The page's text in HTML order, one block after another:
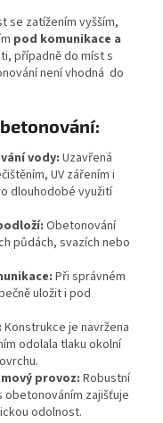
se zatížením vyšším,
pod komunikace a
případně do míst s
není vhodná do
vody: Uzavřená
UV zářením i
dlouhodobé využití
Obetonování
půdách, svazích nebo
Při správném
uložit i pod
Konstrukce je navržena
odolala tlaku okolní
provoz: Robustní
zajišťuje
odolnost.